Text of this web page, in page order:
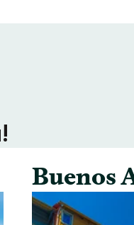
Buenos